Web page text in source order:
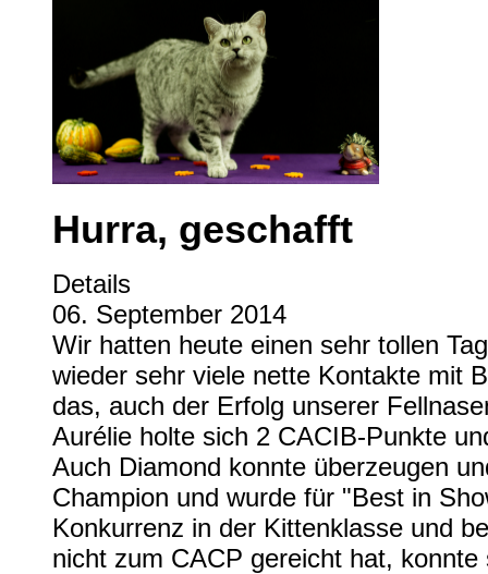
Hurra, geschafft
Details
06. September 2014
Wir hatten heute einen sehr tollen
wieder sehr viele nette Kontakte mit
das, auch der Erfolg unserer
Aurélie holte sich 2 CACIB-Punkte
Auch Diamond konnte überzeugen
Champion und wurde für "Best in
Konkurrenz in der Kittenklasse und
nicht zum CACP gereicht hat,